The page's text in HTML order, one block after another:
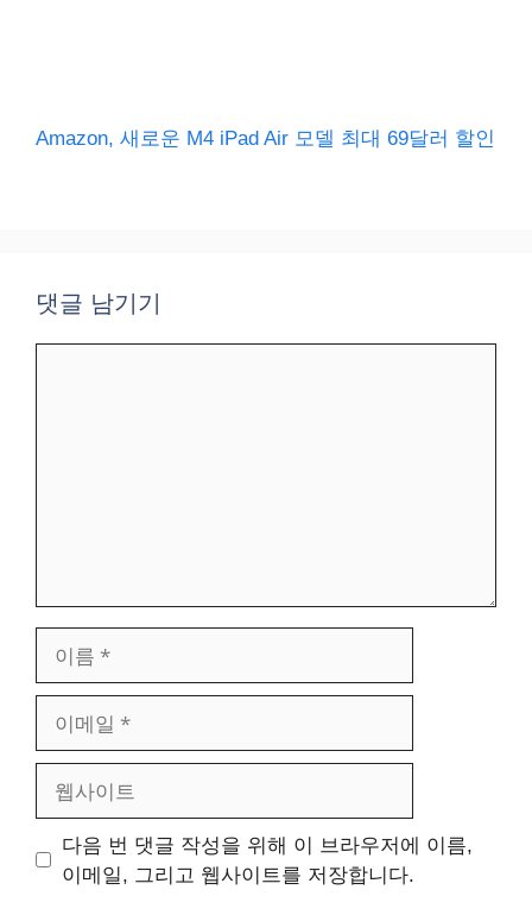
Amazon, 새로운 M4 iPad Air 모델 최대 69달러 할인
댓글 남기기
일
트
다음 번 댓글 작성을 위해 이 브라우저에 이름,
이메일, 그리고 웹사이트를 저장합니다.